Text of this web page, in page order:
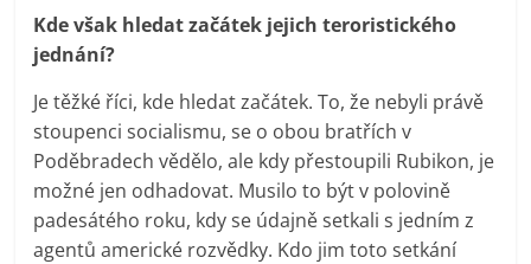
Kde však hledat začátek jejich teroristického
jednání?
Je těžké říci, kde hledat začátek. To, že nebyli právě
stoupenci socialismu, se o obou bratřích v
Poděbradech vědělo, ale kdy přestoupili Rubikon, je
možné jen odhadovat. Musilo to být v polovině
padesátého roku, kdy se údajně setkali s jedním z
agentů americké rozvědky. Kdo jim toto setkání